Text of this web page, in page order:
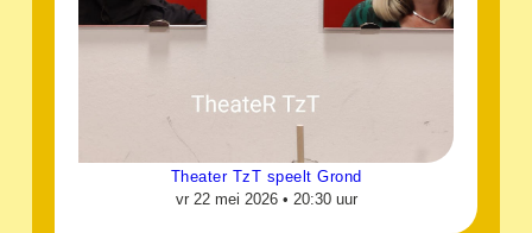
Theater TzT speelt Grond
vr 22 mei 2026 • 20:30 uur